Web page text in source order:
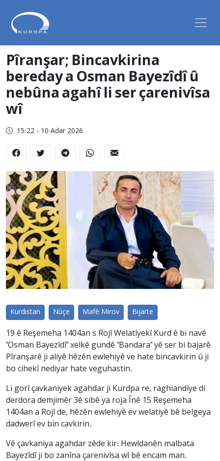
Pîranşar; Bincavkirina
bereday a Osman Bayezîdî û
nebûna agahî li ser çarenivîsa
wî
15:22 - 10 Adar 2026
Kurdistan Nûçe Mafê Mirov Bijarte
19 ê Reşemeha 1404an s Rojî Welatiyekî Kurd ê bi navê
"Osman Bayezîdî" xelkê gundê "Bandara" yê ser bi bajarê
Pîranşarê ji aliyê hêzên ewlehiyê ve hate bincavkirin û ji
bo cihekî nediyar hate veguhastin.
Li gorî çavkaniyek agahdar ji Kurdpa re, raghiandiye di
derdora demjimêr 3ê sibê ya roja Înê 15 Reşemeha
1404an a Rojî de, hêzên ewlehiyê ev welatiyê bê belgeya
dadwerî ev bin cavkirin.
Vê çavkaniya agahdar zêde kir: Hewldanên malbata
Bayezîdî ji bo zanîna çarenivîsa wî bê encam man.